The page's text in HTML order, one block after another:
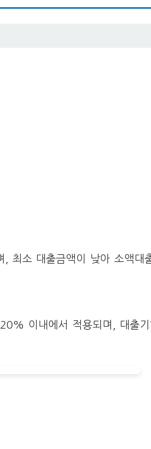
최소 대출금액이 낮아 소액대
이내에서 적용되며, 대출